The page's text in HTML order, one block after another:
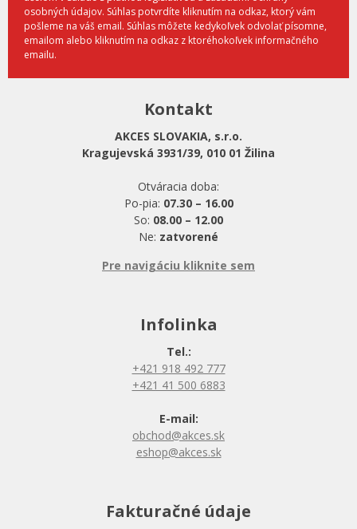
osobných údajov. Súhlas potvrdíte kliknutím na odkaz, ktorý vám
pošleme na váš email. Súhlas môžete kedykoľvek odvolať písomne,
emailom alebo kliknutím na odkaz z ktoréhokoľvek informačného
emailu.
Kontakt
AKCES SLOVAKIA, s.r.o.
Kragujevská 3931/39, 010 01 Žilina
Otváracia doba:
Po-pia: 07.30 – 16.00
So: 08.00 – 12.00
Ne: zatvorené
Pre navigáciu kliknite sem
Infolinka
Tel.:
+421 918 492 777
+421 41 500 6883
E-mail:
obchod@akces.sk
eshop@akces.sk
Fakturačné údaje